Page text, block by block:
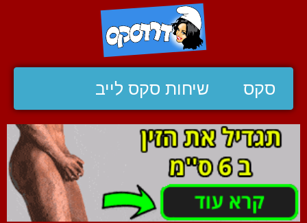
סקס שיחות סקס לייב